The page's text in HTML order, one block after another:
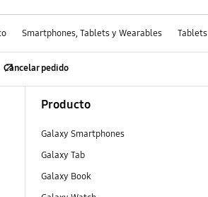
Smartphones, Tablets y Wearables Tablets
Cancelar pedido
Producto
Galaxy Smartphones
Galaxy Tab
Galaxy Book